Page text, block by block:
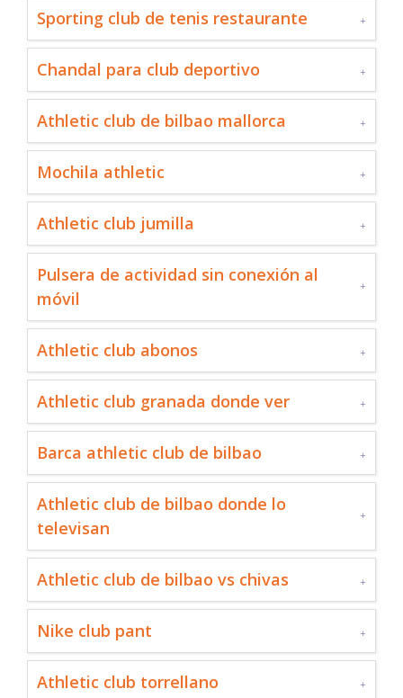
Sporting club de tenis restaurante
Chandal para club deportivo
Athletic club de bilbao mallorca
Mochila athletic
Athletic club jumilla
Pulsera de actividad sin conexión al
móvil
Athletic club abonos
Athletic club granada donde ver
Barca athletic club de bilbao
Athletic club de bilbao donde lo
televisan
Athletic club de bilbao vs chivas
Nike club pant
Athletic club torrellano